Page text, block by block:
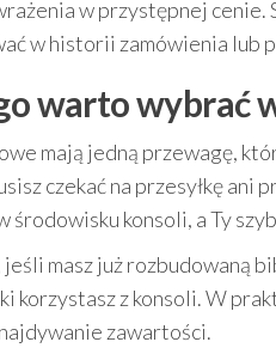
w przystępnej cenie.
w historii zamówienia lub
warto wybrać
mają jedną przewagę,
czekać na przesyłkę
środowisku konsoli, a Ty
masz już rozbudowaną
korzystasz z konsoli. W
zawartości.